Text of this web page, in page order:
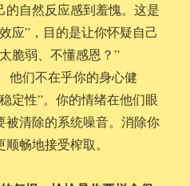
的自然反应感到羞愧。这是
应”，目的是让你怀疑自己
脆弱、不懂感恩？”
他们不在乎你的身心健
定性”。你的情绪在他们眼
被清除的系统噪音。消除你
畅地接受榨取。